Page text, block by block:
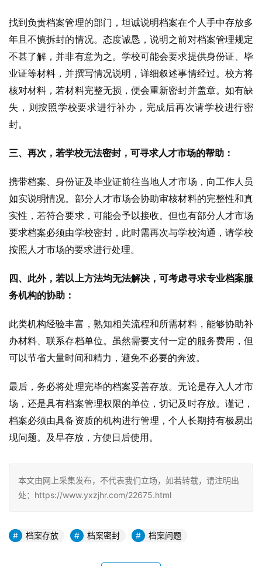
找到负责档案管理的部门，坦诚说明档案在个人手中存放多
年且不慎拆封的情况。态度诚恳，说明之前对档案管理规定
不甚了解，并非有意为之。学校可能会要求提供身份证、毕
业证等材料，并撰写情况说明，详细叙述事情经过。校方将
核对材料，若材料完整无损，便会重新密封并盖章。如有缺
失，则按照学校要求进行补办，完成后再次请学校进行密
封。
三、再次，若学校无法密封，可寻求人才市场的帮助：
携带档案、身份证及毕业证前往当地人才市场，向工作人员
如实说明情况。部分人才市场会协助审核材料的完整性和真
实性，若符合要求，可能会予以接收。但也有部分人才市场
要求档案必须由学校密封，此时需再次与学校沟通，请学校
按照人才市场的要求进行处理。
四、此外，若以上方法均无法解决，可考虑寻求专业档案服
务机构的协助：
此类机构经验丰富，熟知相关流程和所需材料，能够协助补
办材料、联系存档单位。虽然需要支付一定的服务费用，但
可以节省大量时间和精力，避免不必要的奔波。
最后，务必将处理完毕的档案妥善存放。无论是存入人才市
场，还是具有档案管理权限的单位，切记及时存放。谨记，
档案必须由具备资质的机构进行管理，个人长期持有极易出
现问题。及早存放，方便日后使用。
本文由网上采集发布，不代表我们立场，如若转载，请注明出
处：https://www.yxzjhr.com/22675.html
档案存放 档案密封 档案问题